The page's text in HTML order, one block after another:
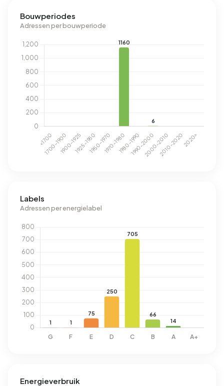
Bouwperiodes
Adressen per bouwperiode
Labels
Adressen per energielabel
Energieverbruik